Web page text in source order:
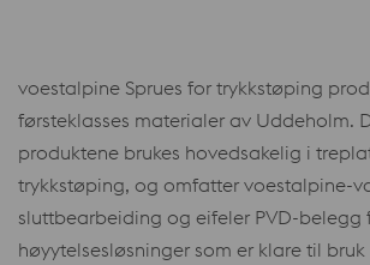
voestalpine Sprues for trykkstøping
førsteklasses materialer av Uddeholm.
produktene brukes hovedsakelig i
trykkstøping, og omfatter voestalpine-
sluttbearbeiding og eifeler PVD-belegg
høyytelsesløsninger som er klare til bruk